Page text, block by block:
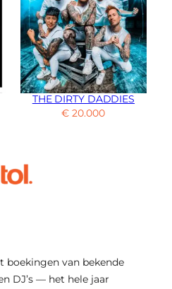
THE DIRTY DADDIES
€ 20.000
boekingen van bekende
DJ’s — het hele jaar